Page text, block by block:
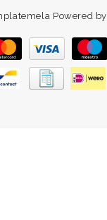
Powered by